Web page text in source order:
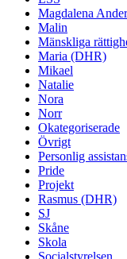
Magdalena
Malin
Mänskliga
Maria (DHR)
Mikael
Natalie
Nora
Norr
Okategoriserade
Övrigt
Personlig
Pride
Projekt
Rasmus (DHR)
SJ
Skåne
Skola